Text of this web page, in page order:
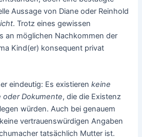
Aussage von Diane oder Reinhold
. Trotz eines gewissen
an möglichen Nachkommen der
Kind(er) konsequent privat
eindeutig: Es existierenkeine
oder Dokumente, die die Existenz
würden. Auch bei genauem
vertrauenswürdigen Angaben
tatsächlich Mutter ist.